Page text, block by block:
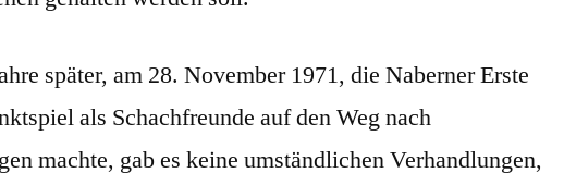
später, am 28. November 1971, die Naberner Erste
als Schachfreunde auf den Weg nach
machte, gab es keine umständlichen Verhandlungen,